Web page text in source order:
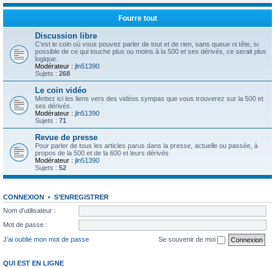
Fourre tout
Discussion libre
C'est le coin où vous pouvez parler de tout et de rien, sans queue ni tête, si
possible de ce qui touche plus ou moins à la 500 et ses dérivés, ce serait plus
logique.
Modérateur : jln51390
Sujets : 268
Le coin vidéo
Mettez ici les liens vers des vidéos sympas que vous trouverez sur la 500 et
ses dérivés.
Modérateur : jln51390
Sujets : 71
Revue de presse
Pour parler de tous les articles parus dans la presse, actuelle ou passée, à
propos de la 500 et de la 600 et leurs dérivés
Modérateur : jln51390
Sujets : 52
CONNEXION • S’ENREGISTRER
Nom d’utilisateur :
Mot de passe :
J’ai oublié mon mot de passe
Se souvenir de moi
QUI EST EN LIGNE